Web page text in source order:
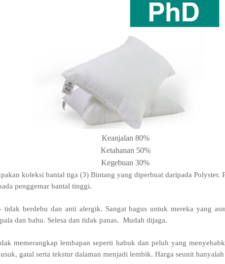
Keanjalan 80%
Ketahanan 50%
Kegebuan 30%
koleksi bantal tiga (3) Bintang yang diperbuat daripada Polyster.
penggemar bantal tinggi.
tidak berdebu dan anti alergik. Sangat bagus untuk mereka yang
dan bahu. Selesa dan tidak panas. Mudah dijaga.
memerangkap lembapan seperti habuk dan peluh yang
gatal serta tekstur dalaman menjadi lembik. Harga seunit